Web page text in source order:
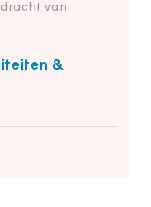
van
&